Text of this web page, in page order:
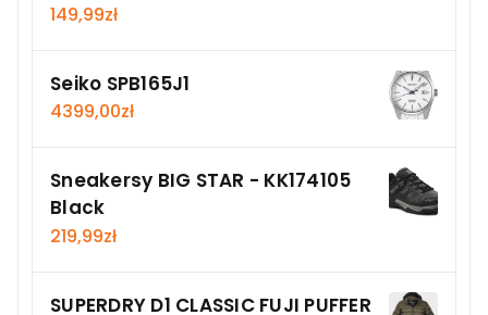
149,99zł
Seiko SPB165J1
4399,00zł
Sneakersy BIG STAR - KK174105
Black
219,99zł
SUPERDRY D1 CLASSIC FUJI PUFFER